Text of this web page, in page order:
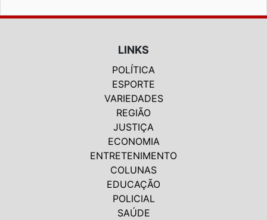
LINKS
POLÍTICA
ESPORTE
VARIEDADES
REGIÃO
JUSTIÇA
ECONOMIA
ENTRETENIMENTO
COLUNAS
EDUCAÇÃO
POLICIAL
SAÚDE